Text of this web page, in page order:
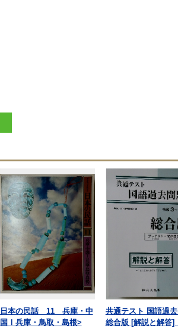
日本の民話 11 兵庫・中
国Ⅰ兵庫・鳥取・島根>
共通テスト 国語過
総合版 [解説と解